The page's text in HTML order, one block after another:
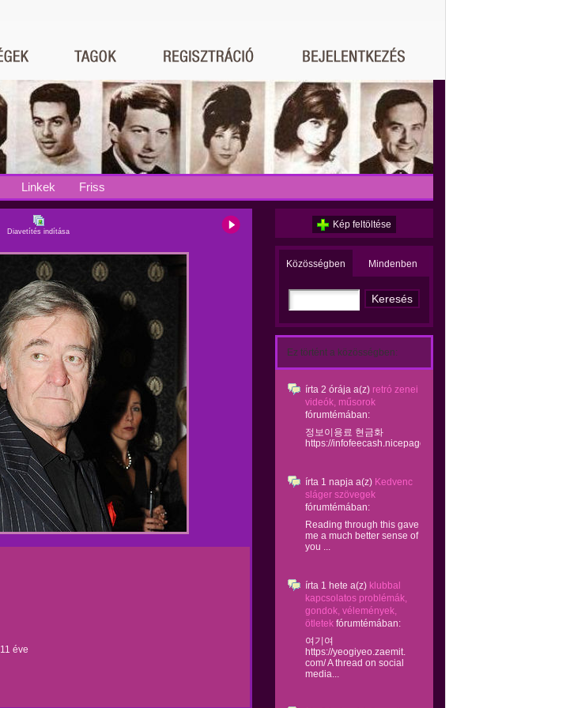
Linkek Friss
Diavetítés indítása
11 éve
Kép feltöltése
Közösségben Mindenben
Ez történt a közösségben:
írta 2 órája a(z) retró zenei
videók, műsorok
fórumtémában:
정보이용료 현금화
https://infofeecash.nicepage...
írta 1 napja a(z) Kedvenc
sláger szövegek
fórumtémában:
Reading through this gave
me a much better sense of
you ...
írta 1 hete a(z) klubbal
kapcsolatos problémák,
gondok, vélemények,
ötletek fórumtémában:
여기여
https://yeogiyeo.zaemit.
com/ A thread on social
media...